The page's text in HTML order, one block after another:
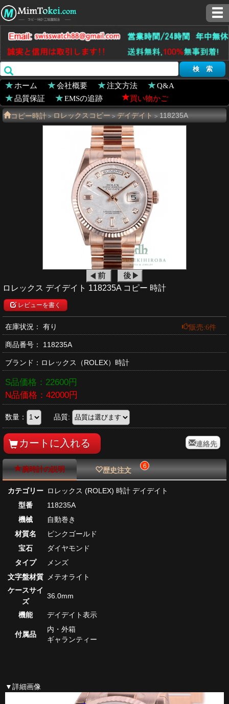
ホーム 会社概要 注文方法
Q&A
品質保証
EMSの追跡 買い物かご
コピー時計 > ロレックスコピー > デイデイト > 118235A
ロレックス デイデイト 118235A コピー 時計
レビューを書く
在庫状況： 有り 販売:6件
商品番号： 118235A
ブランド： ロレックス （ROLEX）時計
S品価格： 22600円
N品価格： 42000円
数量： 品質:
連絡先
腕時計の説明 歴史注文 6
カテゴリー ロレックス (ROLEX) 時計 デイデイト
型番
118235A
機械
自動巻き
材質名
ピンクゴールド
宝石
ダイヤモンド
タイプ
メンズ
文字盤材質
メテオライト
ケースサイ
ズ
36.0mm
機能 デイデイト表示
付属品
内・外箱
ギャランティー
▼詳細画像